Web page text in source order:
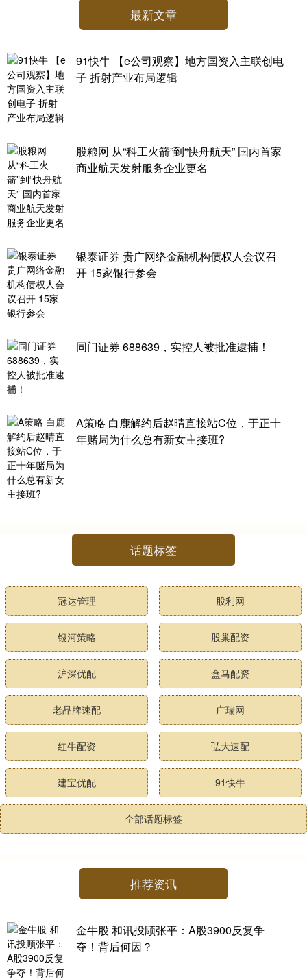
最新文章
91快牛 【e公司观察】地方国资入主联创电
子 折射产业布局逻辑
股粮网 从“科工火箭”到“快舟航天” 国内首家
商业航天发射服务企业更名
银泰证券 贵广网络金融机构债权人会议召
开 15家银行参会
同门证券 688639，实控人被批准逮捕！
A策略 白鹿解约后赵晴直接站C位，于正十
年赌局为什么总有新女主接班?
话题标签
冠达管理 股利网
银河策略 股巢配资
沪深优配 盒马配资
老品牌速配 广瑞网
红牛配资 弘大速配
建宝优配 91快牛
全部话题标签
推荐资讯
金牛股 和讯投顾张平：A股3900反复争
夺！背后何因？